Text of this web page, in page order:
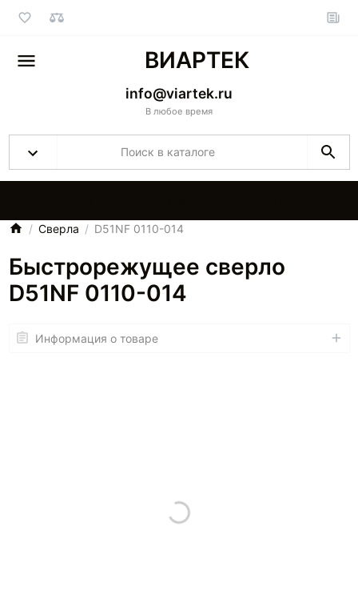
ВИАРТЕК
info@viartek.ru
В любое время
Сверла D51NF 0110-014
Быстрорежущее сверло
D51NF 0110-014
Информация о товаре